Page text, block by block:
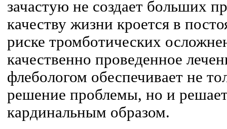
зачастую не создает больших
качеству жизни кроется в
риске тромботических
качественно проведенное
флебологом обеспечивает не
решение проблемы, но и
кардинальным образом.